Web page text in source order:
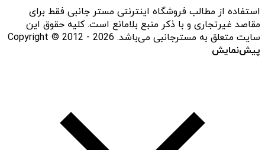
استفاده از مطالب فروشگاه اینترنتی مستر جانبی فقط برای
مقاصد غیرتجاری و با ذکر منبع بلامانع است. کلیه حقوق این
سایت متعلق به مسترجانبی می‌باشد. Copyright © 2012 - 2026
پیش‌نمایش